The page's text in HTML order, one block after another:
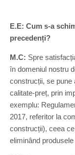
E.E: Cum s-a
precedenți?
M.C: Spre
în domeniul nostru
construcții, se pune
calitate-preț, prin
exemplu:
2017, referitor la
construcții), ceea
eliminând